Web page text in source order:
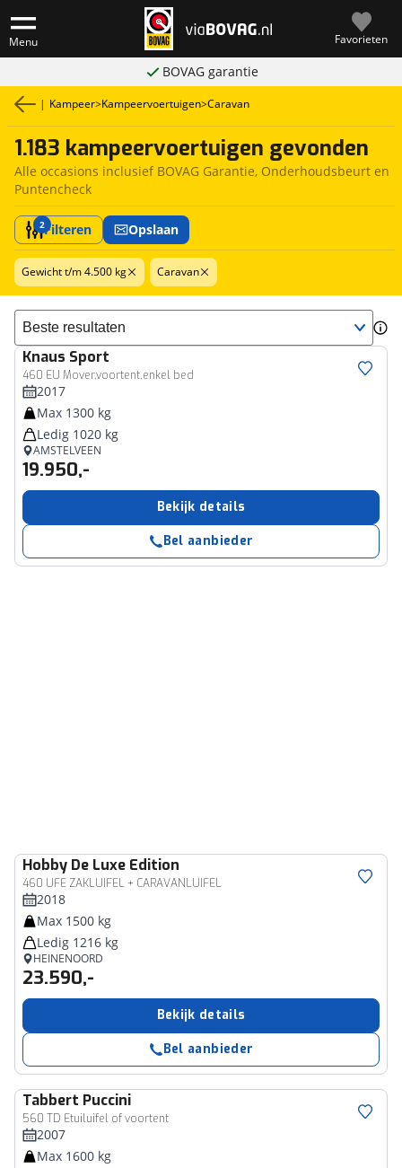
Menu Favorieten
BOVAG garantie
| Kampeer>Kampeervoertuigen>Caravan
1.183 kampeervoertuigen gevonden
Alle occasions inclusief BOVAG Garantie, Onderhoudsbeurt en
Puntencheck
2Filteren Opslaan
Gewicht t/m 4.500 kg Caravan
Sorteer resultaten
Knaus Sport
460 EU Mover,voortent,enkel bed
2017
Max 1300 kg
Ledig 1020 kg
AMSTELVEEN
19.950,-
Bekijk details
Bel aanbieder
Hobby De Luxe Edition
460 UFE ZAKLUIFEL + CARAVANLUIFEL
2018
Max 1500 kg
Ledig 1216 kg
HEINENOORD
23.590,-
Bekijk details
Bel aanbieder
Tabbert Puccini
560 TD Etuiluifel of voortent
2007
Max 1600 kg